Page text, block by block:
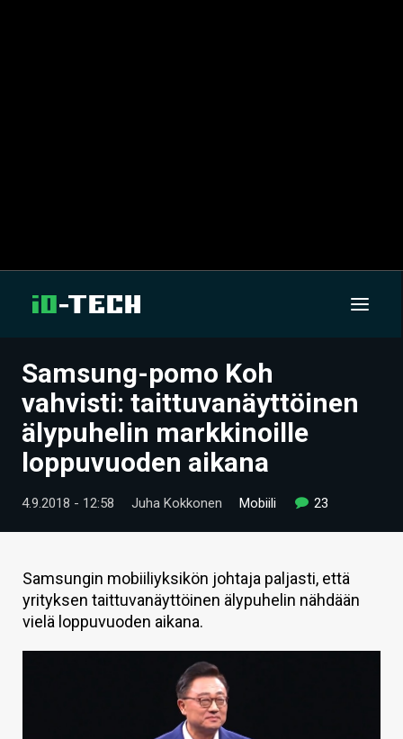
UUTISET
ARTIKKELIT
VIDEOT
TECHBBS
HINTA.FI
KAUPPA
VAIHDA TEEMA
Samsung-pomo Koh
vahvisti: taittuvanäyttöinen
älypuhelin markkinoille
loppuvuoden aikana
4.9.2018 - 12:58 Juha Kokkonen Mobiili 23
Samsungin mobiiliyksikön johtaja paljasti, että
yrityksen taittuvanäyttöinen älypuhelin nähdään
vielä loppuvuoden aikana.